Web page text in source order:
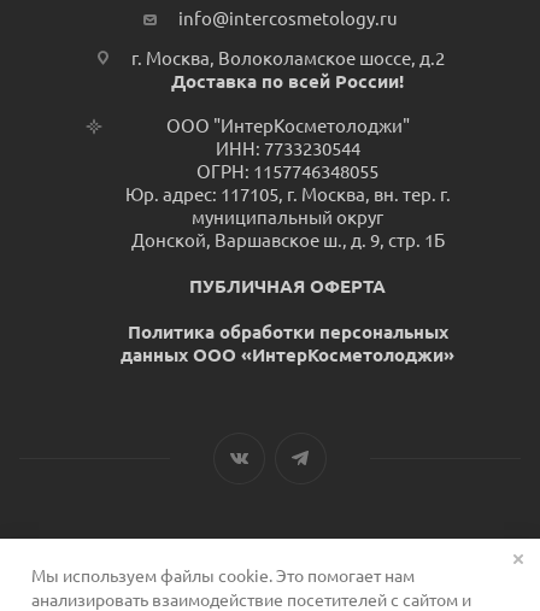
info@intercosmetology.ru
г. Москва, Волоколамское шоссе, д.2
Доставка по всей России!
ООО "ИнтерКосметолоджи"
ИНН: 7733230544
ОГРН: 1157746348055
Юр. адрес: 117105, г. Москва, вн. тер. г.
муниципальный округ
Донской, Варшавское ш., д. 9, стр. 1Б
ПУБЛИЧНАЯ ОФЕРТА
Политика обработки персональных
данных ООО «ИнтерКосметолоджи»
2026 © Сервис для косметологов
Мы используем файлы cookie. Это помогает нам
анализировать взаимодействие посетителей с сайтом и